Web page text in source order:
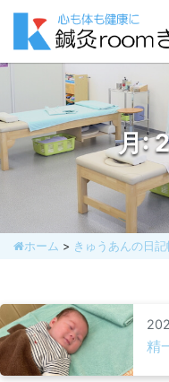
月:
ホーム > きゅうあんの日記
精